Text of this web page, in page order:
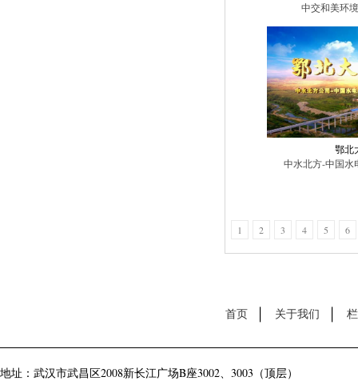
中交和美环
鄂北
中水北方-中国水
1 2 3 4 5 6
首页 关于我们
地址：武汉市武昌区2008新长江广场B座3002、3003（顶层）